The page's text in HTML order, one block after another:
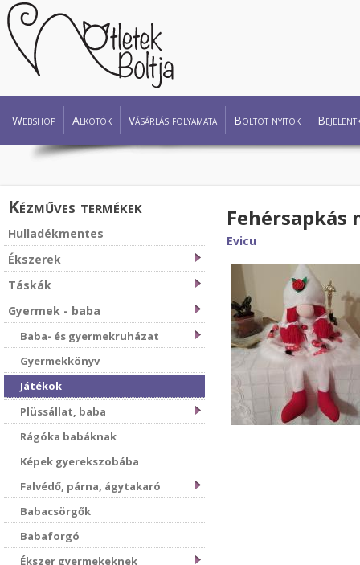
Webshop Alkotók Vásárlás folyamata Boltot nyitok
Kézműves termékek
Hulladékmentes
Ékszerek
Táskák
Gyermek - baba
Baba- és gyermekruházat
Gyermekkönyv
Játékok
Plüssállat, baba
Rágóka babáknak
Képek gyerekszobába
Falvédő, párna, ágytakaró
Babacsörgők
Babaforgó
Ékszer gyermekeknek
Fehérsapkás
Evicu